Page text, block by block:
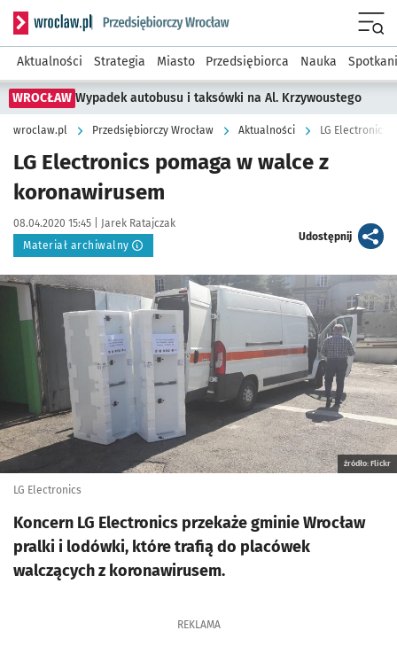
Serwis informacyjny wroclaw.pl podserwis: Strategia
Aktualności Strategia Miasto Przedsiębiorca Nauka
WROCŁAW Wypadek autobusu i taksówki na Al. Krzywoustego
wroclaw.pl Przedsiębiorczy Wrocław Aktualności LG Electronics
LG Electronics pomaga w walce z
koronawirusem
Data publikacji:
08.04.2020 15:45 | Autor:
Jarek Ratajczak
Materiał archiwalny
Udostępnijartykuł
Kliknij, aby powiększyć
źródło: Flickr
LG Electronics
Koncern LG Electronics przekaże gminie Wrocław
pralki i lodówki, które trafią do placówek
walczących z koronawirusem.
REKLAMA